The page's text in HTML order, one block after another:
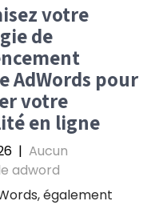
votre
de
AdWords pour
votre
en ligne
| Aucun
adword
également